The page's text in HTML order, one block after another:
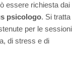
essere richiesta dai
psicologo. Si tratta
per le sessioni
di stress e di